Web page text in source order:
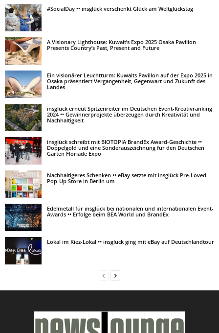
#SocialDay •• insglück verschenkt Glück am Weltglückstag
A Visionary Lighthouse: Kuwait’s Expo 2025 Osaka Pavilion
Presents Country’s Past, Present and Future
Ein visionärer Leuchtturm: Kuwaits Pavillon auf der Expo 2025 in
Osaka präsentiert Vergangenheit, Gegenwart und Zukunft des
Landes
insglück erneut Spitzenreiter im Deutschen Event-Kreativranking
2024 •• Gewinnerprojekte überzeugen durch Kreativität und
Nachhaltigkeit
insglück schreibt mit BIOTOPIA BrandEx Award-Geschichte ••
Doppelgold und eine Sonderauszeichnung für den Deutschen
Garten Floriade Expo
Nachhaltigeres Schenken •• eBay setzte mit insglück Pre-Loved
Pop-Up Store in Berlin um
Edelmetall für insglück bei nationalen und internationalen Event-
Awards •• Erfolge beim BEA World und BrandEx
Lokal im Kiez-Lokal •• insglück ging mit eBay auf Deutschlandtour